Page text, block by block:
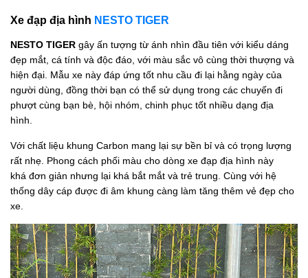
Xe đạp địa hình NESTO TIGER
NESTO TIGER gây ấn tượng từ ánh nhìn đầu tiên với kiểu dáng
đẹp mắt, cá tính và độc đáo, với màu sắc vô cùng thời thượng và
hiện đại. Mẫu xe này đáp ứng tốt nhu cầu đi lại hằng ngày của
người dùng, đồng thời bạn có thể sử dụng trong các chuyến đi
phượt cùng bạn bè, hội nhóm, chinh phục tốt nhiều dạng địa
hình.
Với chất liệu khung Carbon mang lại sự bền bỉ và có trọng lượng
rất nhẹ. Phong cách phối màu cho dòng xe đạp địa hình này
khá đơn giản nhưng lại khá bắt mắt và trẻ trung. Cùng với hệ
thống dây cáp được đi âm khung càng làm tăng thêm vẻ đẹp cho
xe.